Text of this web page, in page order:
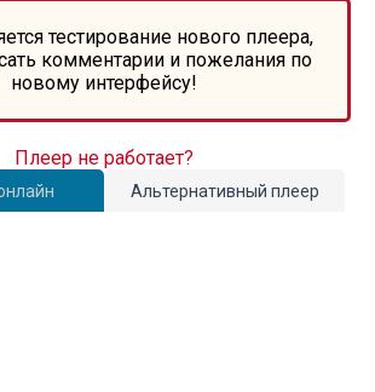
тестирование нового плеера,
комментарии и пожелания по
новому интерфейсу!
Альтернативный плеер
Плеер не работает?